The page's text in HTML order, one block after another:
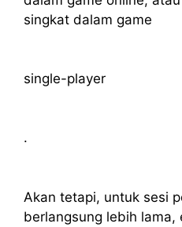
singkat dalam game
single-player
.
Akan tetapi, untuk sesi
berlangsung lebih lama,